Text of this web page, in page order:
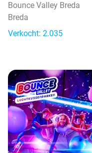
Bounce Valley Breda
Breda
Verkocht: 2.035